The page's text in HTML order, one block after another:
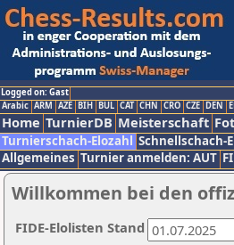
Logged on: Gast
Arabic ARM AZE BIH BUL CAT CHN CRO CZE DEN
Home TurnierDB Meisterschaft
Turnierschach-Elozahl Schnellschach-
Allgemeines Turnier anmelden: AUT
Willkommen bei den
FIDE-Elolisten Stand